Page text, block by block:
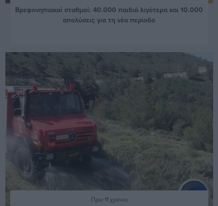
Βρεφονηπιακοί σταθμοί: 40.000 παιδιά λιγότερα και 10.000
απολύσεις για τη νέα περίοδο
Πριν 11 χρόνια